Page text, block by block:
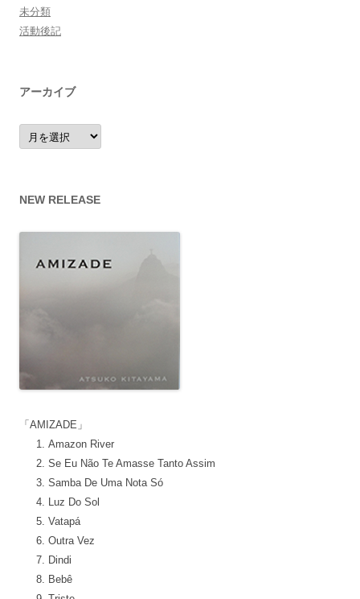
未分類
活動後記
アーカイブ
ア
ー
NEW RELEASE
「AMIZADE」
Amazon River
Se Eu Não Te Amasse Tanto Assim
Samba De Uma Nota Só
Luz Do Sol
Vatapá
Outra Vez
Dindi
Bebê